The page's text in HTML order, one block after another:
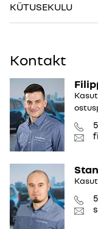
KÜTUSEKULU
Kontakt